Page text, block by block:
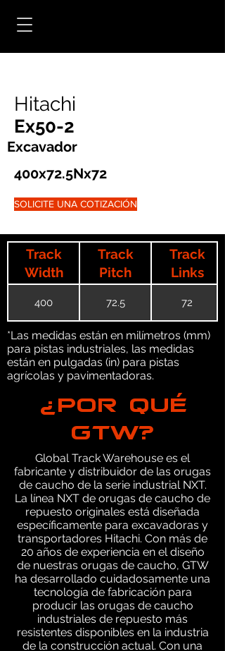
Hitachi
Ex50-2
Excavador
400x72.5Nx72
SOLICITE UNA COTIZACIÓN
Track
Width
Track
Pitch
Track
Links
400 72.5 72
*Las medidas están en milímetros (mm)
para pistas industriales, las medidas
están en pulgadas (in) para pistas
agrícolas y pavimentadoras.
¿POR QUÉ
GTW?
Global Track Warehouse es el
fabricante y distribuidor de las orugas
de caucho de la serie industrial NXT.
La línea NXT de orugas de caucho de
repuesto originales está diseñada
específicamente para excavadoras y
transportadores Hitachi. Con más de
20 años de experiencia en el diseño
de nuestras orugas de caucho, GTW
ha desarrollado cuidadosamente una
tecnología de fabricación para
producir las orugas de caucho
industriales de repuesto más
resistentes disponibles en la industria
de la construcción actual. Con una